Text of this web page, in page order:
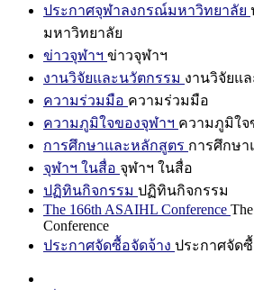
ประกาศจุฬาลงกรณ์มหาวิทยาลัย
มหาวิทยาลัย
ข่าวจุฬาฯ ข่าวจุฬาฯ
งานวิจัยและนวัตกรรม งานวิจัยแ
ความร่วมมือ ความร่วมมือ
ความภูมิใจของจุฬาฯ ความภูมิใจ
การศึกษาและหลักสูตร การศึกษา
จุฬาฯ ในสื่อ จุฬาฯ ในสื่อ
ปฏิทินกิจกรรม ปฏิทินกิจกรรม
The 166th ASAIHL Conference
Conference
ประกาศจัดซื้อจัดจ้าง ประกาศจัด